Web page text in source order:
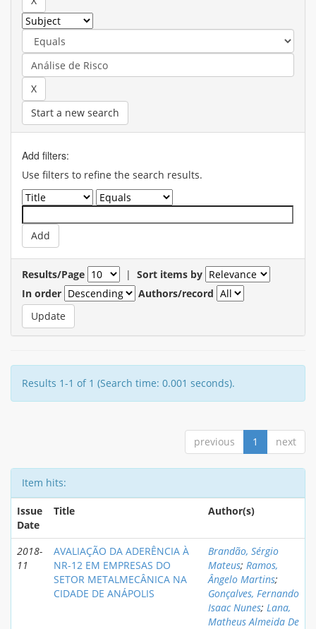
Start a new search
Add filters:
Use filters to refine the search results.
Results/Page | Sort items by
In order
Authors/record
Results 1-1 of 1 (Search time: 0.001 seconds).
previous 1 next
Item hits:
Issue
Date
Title Author(s)
2018-
11
AVALIAÇÃO DA ADERÊNCIA À
NR-12 EM EMPRESAS DO
SETOR METALMECÂNICA NA
CIDADE DE ANÁPOLIS
Brandão, Sérgio
Mateus; Ramos,
Ângelo Martins;
Gonçalves, Fernando
Isaac Nunes; Lana,
Matheus Almeida De